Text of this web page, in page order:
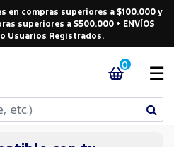
en compras superiores a $100.000 y
superiores a $500.000 + ENVÍOS
Usuarios Registrados.
0 ☰